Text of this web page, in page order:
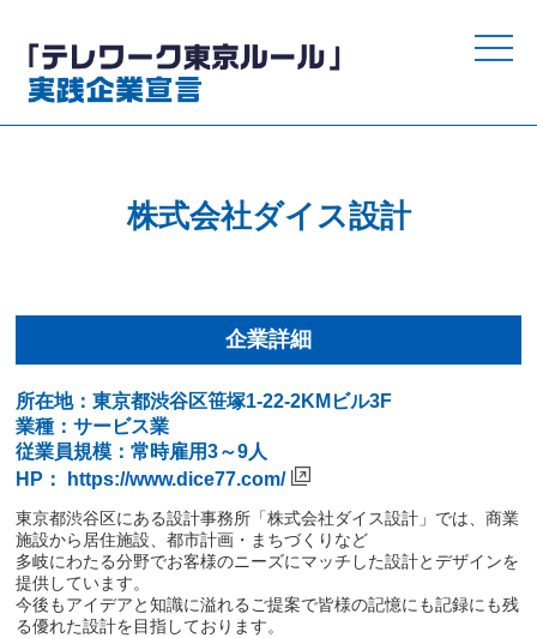
toggle
株式会社ダイス設計
企業詳細
所在地：東京都渋谷区笹塚1-22-2KMビル3F
業種：サービス業
従業員規模：常時雇用3～9人
HP：
https://www.dice77.com/
東京都渋谷区にある設計事務所「株式会社ダイス設計」では、商業
施設から居住施設、都市計画・まちづくりなど
多岐にわたる分野でお客様のニーズにマッチした設計とデザインを
提供しています。
今後もアイデアと知識に溢れるご提案で皆様の記憶にも記録にも残
る優れた設計を目指しております。